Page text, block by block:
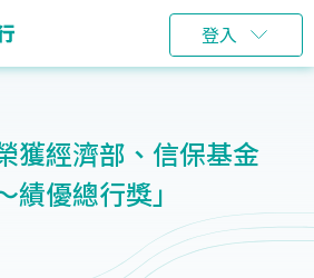
登入
獲經濟部、信保基金
績優總行獎」